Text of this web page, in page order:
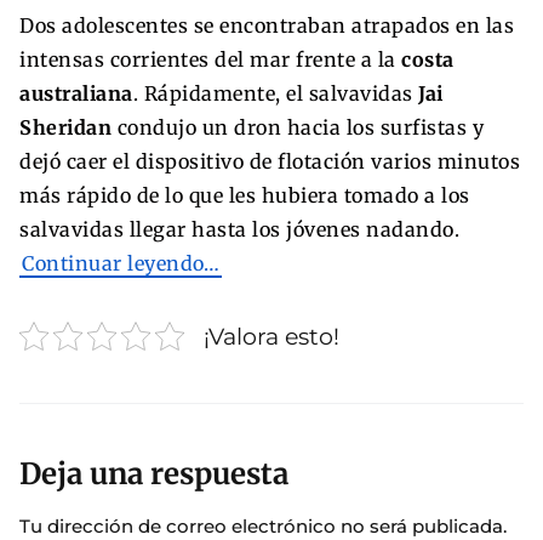
Dos adolescentes se encontraban atrapados en las
intensas corrientes del mar frente a la costa
australiana. Rápidamente, el salvavidas Jai
Sheridan condujo un dron hacia los surfistas y
dejó caer el dispositivo de flotación varios minutos
más rápido de lo que les hubiera tomado a los
salvavidas llegar hasta los jóvenes nadando.
Continuar leyendo…
¡Valora esto!
Deja una respuesta
Tu dirección de correo electrónico no será publicada.